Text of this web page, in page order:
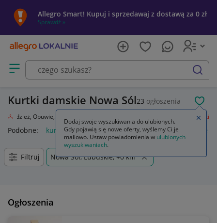
Allegro Smart! Kupuj i sprzedawaj z dostawą za 0 zł
Sprawdź »
Otwórz menu z kategoriami
szukaj
Kurtki damskie Nowa Sól23 ogłoszenia
Odzież, Obuwie, Dodatki Kurtki
Podobne: kurtka kurtka płaszcz kurtki dżinsowe damskie
Filtruj Nowa Sól, Lubuskie, +0 km
Ogłoszenia
Dodaj swoje wyszukiwania do ulubionych.
Gdy pojawią się nowe oferty, wyślemy Ci je
mailowo. Ustaw powiadomienia w ulubionych
wyszukiwaniach.